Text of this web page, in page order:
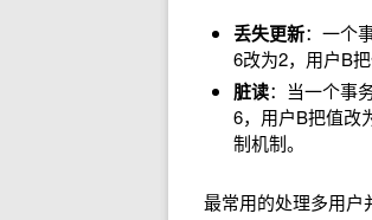
丢失更新：一个
6改为2，用户B
脏读：当一个事
6，用户B把值改
制机制。
最常用的处理多用户